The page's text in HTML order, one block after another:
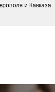
и Кавказа